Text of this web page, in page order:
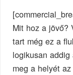
Mit hoz a jövő?
tart még ez a
logikusan
meg a helyét